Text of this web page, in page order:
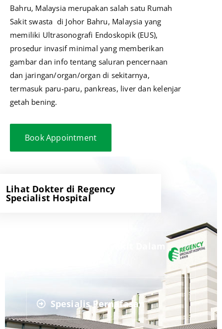
Bahru, Malaysia merupakan salah satu Rumah
Sakit swasta di Johor Bahru, Malaysia yang
memiliki Ultrasonografi Endoskopik (EUS),
prosedur invasif minimal yang memberikan
gambar dan info tentang saluran pencernaan
dan jaringan/organ/organ di sekitarnya,
termasuk paru-paru, pankreas, liver dan kelenjar
getah bening.
Book Appointment
Lihat Dokter di Regency
Specialist Hospital
Spesialis Penyakit Dalam
Spesialis Pernafasan